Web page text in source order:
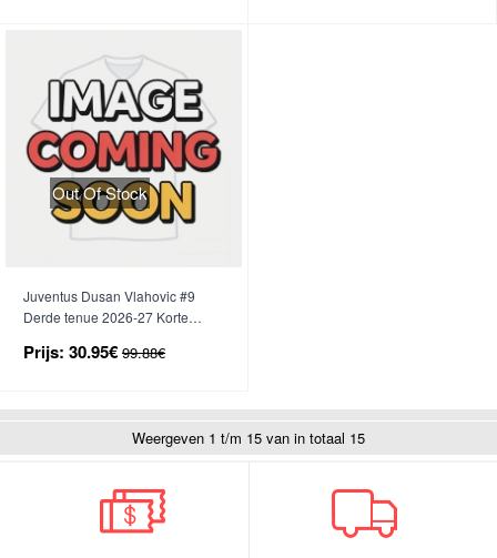
Out Of Stock
Juventus Dusan Vlahovic #9
Derde tenue 2026-27 Korte
Prijs: 30.95€ 99.88€
Weergeven 1 t/m 15 van in totaal 15